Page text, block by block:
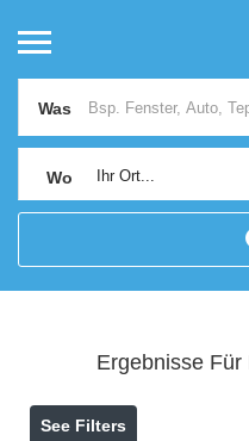
Was
Wo Ihr Ort...
Ergebnisse Für
See Filters